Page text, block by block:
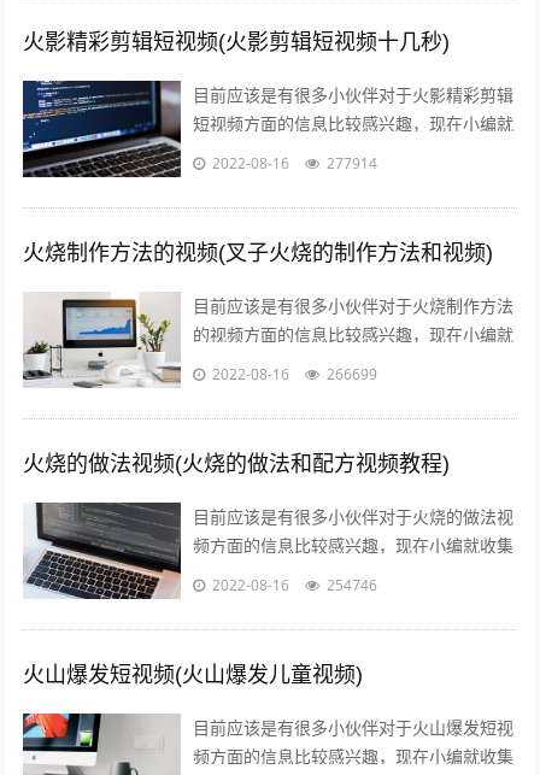
火影精彩剪辑短视频(火影剪辑短视频十几秒)
目前应该是有很多小伙伴对于火影精彩剪辑
短视频方面的信息比较感兴趣，现在小编就
收集了一些与火影剪辑短视频十几秒相关的
2022-08-16 277914
火烧制作方法的视频(叉子火烧的制作方法和视频)
目前应该是有很多小伙伴对于火烧制作方法
的视频方面的信息比较感兴趣，现在小编就
收集了一些与叉子火烧的制作方法和视频相
2022-08-16 266699
火烧的做法视频(火烧的做法和配方视频教程)
目前应该是有很多小伙伴对于火烧的做法视
频方面的信息比较感兴趣，现在小编就收集
了一些与火烧的做法和配方视频教程相关的
2022-08-16 254746
火山爆发短视频(火山爆发儿童视频)
目前应该是有很多小伙伴对于火山爆发短视
频方面的信息比较感兴趣，现在小编就收集